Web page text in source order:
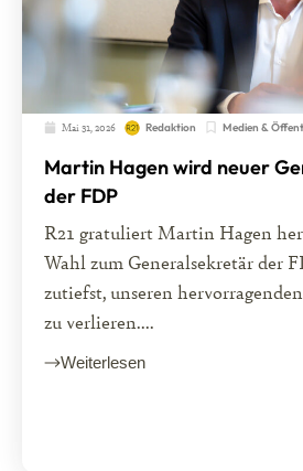
Mai 31, 2026 Redaktion Medien &
Martin Hagen wird neuer
der FDP
R21 gratuliert Martin Hagen
Wahl zum Generalsekretär der
zutiefst, unseren
zu verlieren....
Weiterlesen